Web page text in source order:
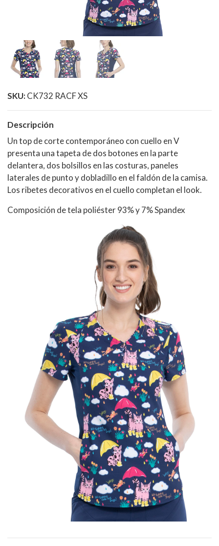
SKU:CK732 RACF XS
Descripción
Un top de corte contemporáneo con cuello en V
presenta una tapeta de dos botones en la parte
delantera, dos bolsillos en las costuras, paneles
laterales de punto y dobladillo en el faldón de la camisa.
Los ribetes decorativos en el cuello completan el look.
Composición de tela poliéster 93% y 7% Spandex